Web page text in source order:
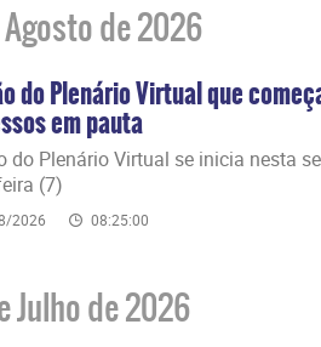
de 2026
do Plenário Virtual que
em pauta
do Plenário Virtual se inicia nesta
(7)
2026 08:25:00
Julho de 2026